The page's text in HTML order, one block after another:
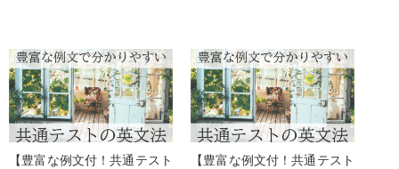
【豊富な例文付！共通テスト 【豊富な例文付！共通テスト